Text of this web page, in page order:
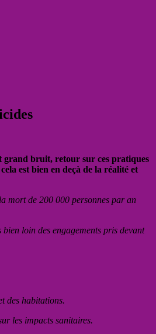
grand bruit, retour sur ces pratiques
est bien en deçà de la réalité et
mort de 200 000 personnes par an
loin des engagements pris devant
des habitations.
les impacts sanitaires.